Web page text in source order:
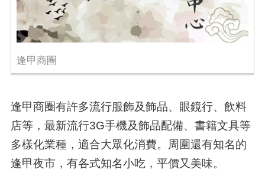
逢甲商圈
逢甲商圈有許多流行服飾及飾品、眼鏡行、飲料
店等，最新流行3G手機及飾品配備、書籍文具等
多樣化業種，適合大眾化消費。周圍還有知名的
逢甲夜市，有各式知名小吃，平價又美味。